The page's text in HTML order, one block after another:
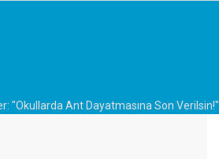
"Okullarda Ant Dayatmasına Son Verilsin!"